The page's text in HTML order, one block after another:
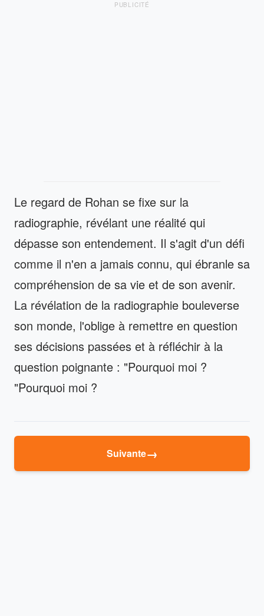
PUBLICITÉ
Le regard de Rohan se fixe sur la
radiographie, révélant une réalité qui
dépasse son entendement. Il s'agit d'un défi
comme il n'en a jamais connu, qui ébranle sa
compréhension de sa vie et de son avenir.
La révélation de la radiographie bouleverse
son monde, l'oblige à remettre en question
ses décisions passées et à réfléchir à la
question poignante : "Pourquoi moi ?
"Pourquoi moi ?
Suivante→